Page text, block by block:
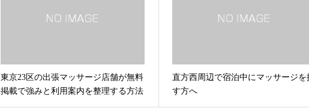
東京23区の出張マッサージ店舗が無料
掲載で強みと利用案内を整理する方法
直方西周辺で宿泊中にマッサージを
す方へ